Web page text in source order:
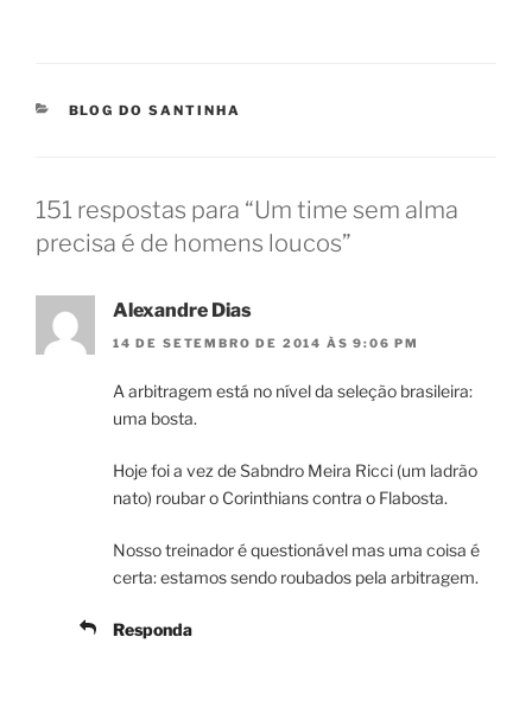
CATEGORIAS
BLOG DO SANTINHA
151 respostas para “Um time sem alma
precisa é de homens loucos”
Alexandre Dias
14 DE SETEMBRO DE 2014 ÀS 9:06 PM
A arbitragem está no nível da seleção brasileira:
uma bosta.
Hoje foi a vez de Sabndro Meira Ricci (um ladrão
nato) roubar o Corinthians contra o Flabosta.
Nosso treinador é questionável mas uma coisa é
certa: estamos sendo roubados pela arbitragem.
Responda